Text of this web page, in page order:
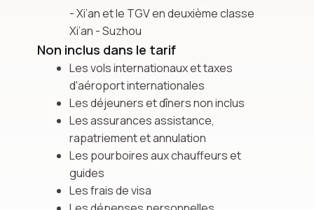
- Xi’an et le TGV en deuxième classe
Xi’an - Suzhou
Non inclus dans le tarif
Les vols internationaux et taxes
d'aéroport internationales
Les déjeuners et dîners non inclus
Les assurances assistance,
rapatriement et annulation
Les pourboires aux chauffeurs et
guides
Les frais de visa